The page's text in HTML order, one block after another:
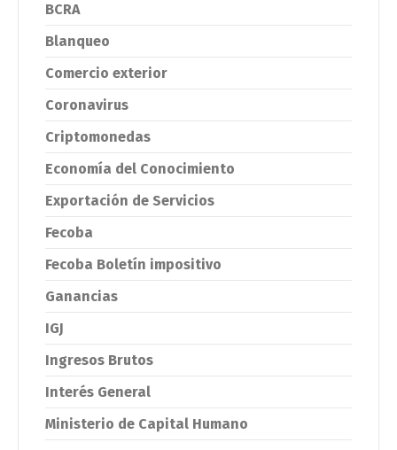
BCRA
Blanqueo
Comercio exterior
Coronavirus
Criptomonedas
Economía del Conocimiento
Exportación de Servicios
Fecoba
Fecoba Boletín impositivo
Ganancias
IGJ
Ingresos Brutos
Interés General
Ministerio de Capital Humano